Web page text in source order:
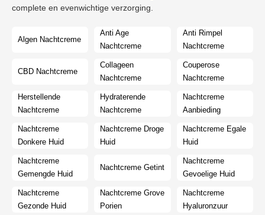
complete en evenwichtige verzorging.
Algen Nachtcreme
Anti Age
Nachtcreme
Anti Rimpel
Nachtcreme
CBD Nachtcreme
Collageen
Nachtcreme
Couperose
Nachtcreme
Herstellende
Nachtcreme
Hydraterende
Nachtcreme
Nachtcreme
Aanbieding
Nachtcreme
Donkere Huid
Nachtcreme Droge
Huid
Nachtcreme Egale
Huid
Nachtcreme
Gemengde Huid
Nachtcreme Getint
Nachtcreme
Gevoelige Huid
Nachtcreme
Gezonde Huid
Nachtcreme Grove
Porien
Nachtcreme
Hyaluronzuur